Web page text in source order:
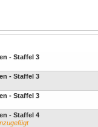
- Staffel 3
- Staffel 3
- Staffel 3
- Staffel 4